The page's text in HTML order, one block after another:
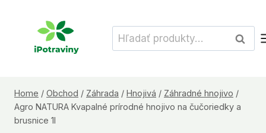
Hľadať:
Home / Obchod / Záhrada / Hnojivá / Záhradné hnojivo /
Agro NATURA Kvapalné prírodné hnojivo na čučoriedky a
brusnice 1l